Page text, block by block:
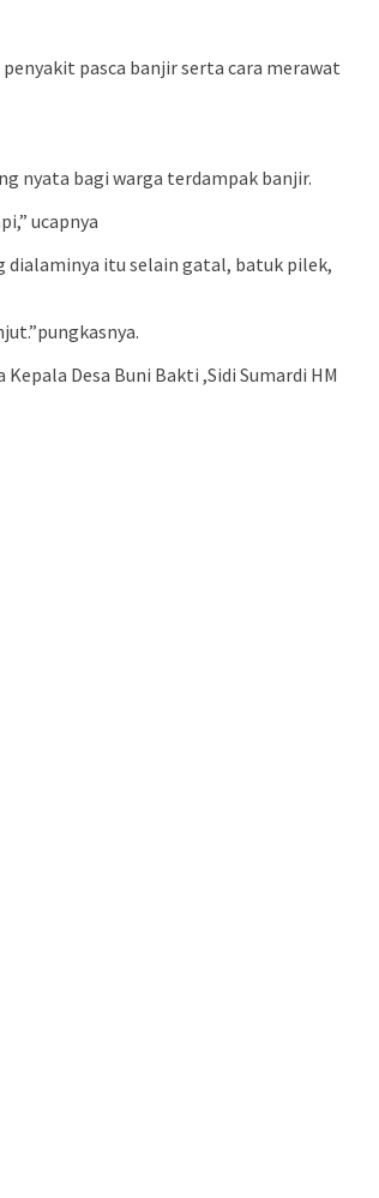
pasca banjir serta cara merawat
nyata bagi warga terdampak banjir.
ucapnya
dialaminya itu selain gatal, batuk pilek,
Desa Buni Bakti ,Sidi Sumardi HM